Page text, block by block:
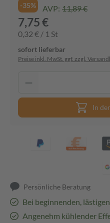
-35% AVP: 11,89 €
7,75 €
0,32 € / 1 St
sofort lieferbar
Preise inkl. MwSt. ggf. zzgl.
In
Persönliche Beratung
Bei beginnenden,
Angenehm kühlender